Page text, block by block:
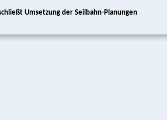
Umsetzung der Seilbahn-Planungen